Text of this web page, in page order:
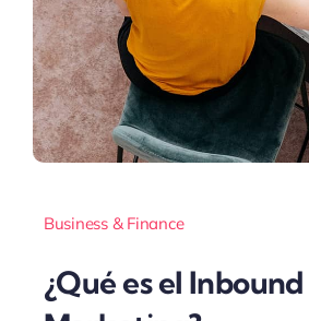
Business & Finance
¿Qué es el Inbound